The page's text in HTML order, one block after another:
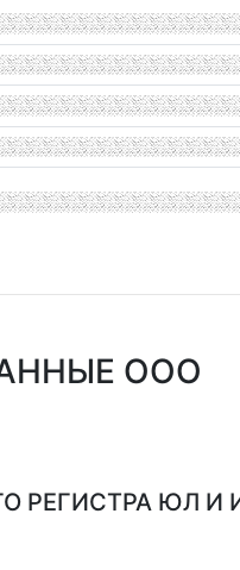
ООО
РЕГИСТРА ЮЛ И